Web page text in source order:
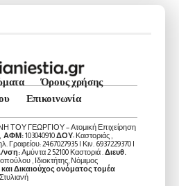
Όρους χρήσης
Επικοινωνία
ΤΟΥ ΓΕΩΡΓΙΟΥ – Ατομική Επιχείρηση
ΑΦΜ:103040910ΔΟΥ: Καστοριάς ,
Γραφείου: 2467027935 | Κιν. 6937229370 |
νση:Αμύντα 2 52100 Καστοριά . Διευθ.
, Ιδιοκτήτης, Νόμιμος
και Δικαιούχος ονόματος τομέα